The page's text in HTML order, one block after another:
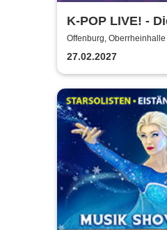
K-POP LIVE! -
Moves. Die
Offenburg, Oberrheinhalle
27.02.2027